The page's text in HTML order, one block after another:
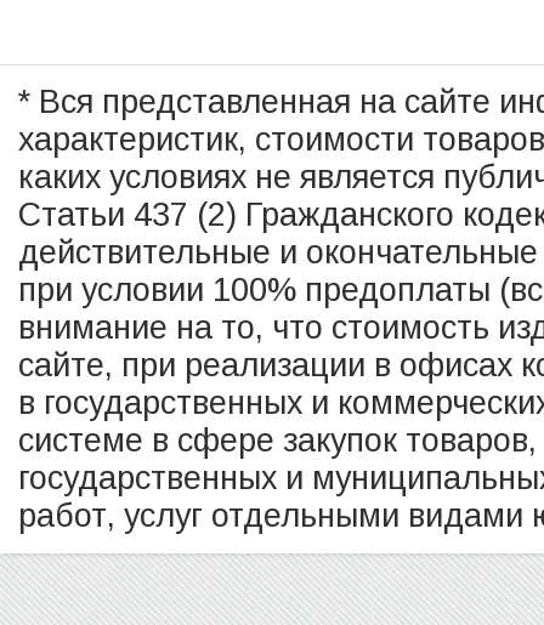
* Вся представленная на сайте
характеристик, стоимости
каких условиях не является
Статьи 437 (2) Гражданского
действительные и
при условии 100% предоплаты
внимание на то, что стоимость
сайте, при реализации в офисах
в государственных и
системе в сфере закупок
государственных и
работ, услуг отдельными видами